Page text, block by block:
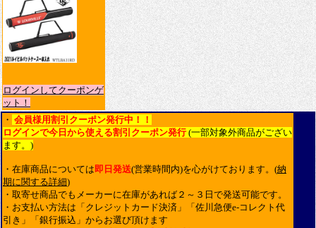
ログインしてクーポンゲ
ット！
・ 会員様用割引クーポン発行中！！
ログインで今日から使える割引クーポン発行(一部対象外商品がござい
ます。)
・在庫商品については即日発送(営業時間内)を心がけております。(納
期に関する詳細)
・取寄せ商品でもメーカーに在庫があれば２～３日で発送可能です。
・お支払い方法は「クレジットカード決済」「佐川急便e-コレクト代
引き」「銀行振込」からお選び頂けます